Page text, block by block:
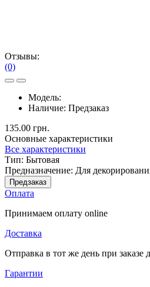
Отзывы:
(0)
Модель:
Наличие: Предзаказ
135.00 грн.
Основные характеристики
Все характеристики
Тип: Бытовая
Предназначение: Для
Предзаказ
Оплата
Принимаем оплату online
Доставка
Отправка в тот же день при заказе
Гарантии